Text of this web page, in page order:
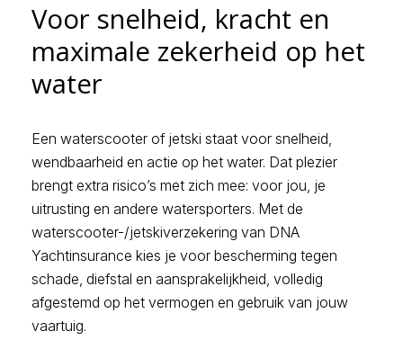
Voor snelheid, kracht en
maximale zekerheid op het
water
Een waterscooter of jetski staat voor snelheid,
wendbaarheid en actie op het water. Dat plezier
brengt extra risico’s met zich mee: voor jou, je
uitrusting en andere watersporters. Met de
waterscooter-/jetskiverzekering van DNA
Yachtinsurance kies je voor bescherming tegen
schade, diefstal en aansprakelijkheid, volledig
afgestemd op het vermogen en gebruik van jouw
vaartuig.